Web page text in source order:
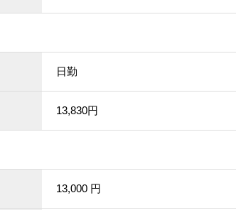
日勤
13,830円
13,000 円